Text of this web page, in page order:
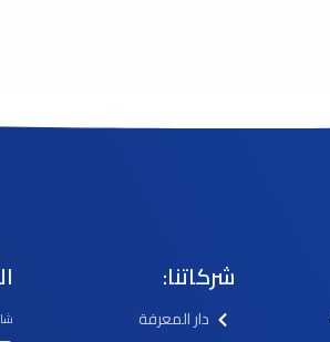
شركاتنا:
دار المعرفة